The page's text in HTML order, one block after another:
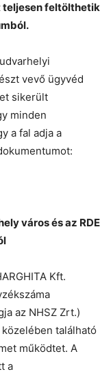
teljesen feltölthetik
vevő ügyvéd
sikerült
minden
a fal adja a
város és az RDE
Kft.
az NHSZ Zrt.)
található
működtet. A
a